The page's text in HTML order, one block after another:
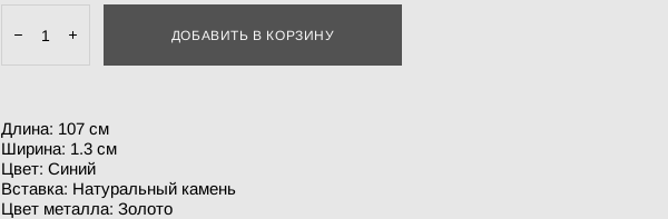
ДОБАВИТЬ В КОРЗИНУ
Длина: 107 см
Ширина: 1.3 см
Цвет: Синий
Вставка: Натуральный камень
Цвет металла: Золото